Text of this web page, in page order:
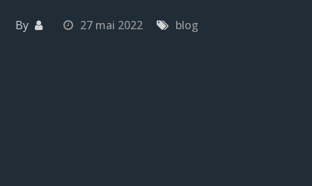
By 27 mai 2022 blog